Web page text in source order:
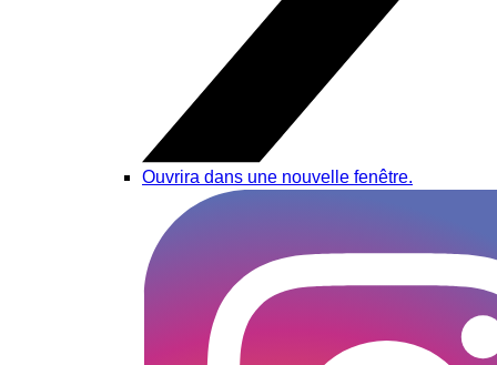
Ouvrira dans une nouvelle fenêtre.